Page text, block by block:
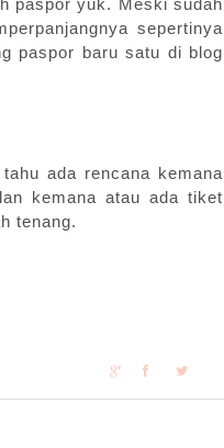
sepertinya
paspor baru satu di blog
ada rencana kemana
kemana atau ada tiket
tenang.